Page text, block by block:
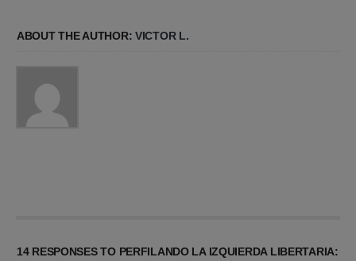
ABOUT THE AUTHOR: VICTOR L.
14 RESPONSES TO PERFILANDO LA IZQUIERDA LIBERTARIA: